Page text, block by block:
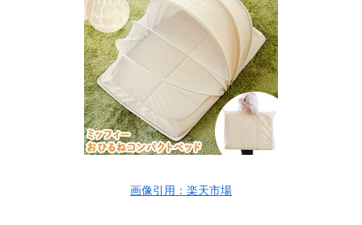
画像引用：楽天市場